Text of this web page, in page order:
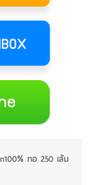
ทอ 250 เส้น